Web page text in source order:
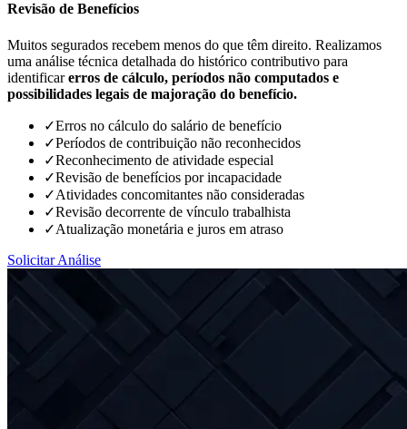
Revisão de Benefícios
Muitos segurados recebem menos do que têm direito. Realizamos
uma análise técnica detalhada do histórico contributivo para
identificarerros de cálculo, períodos não computados e
possibilidades legais de majoração do benefício.
✓Erros no cálculo do salário de benefício
✓Períodos de contribuição não reconhecidos
✓Reconhecimento de atividade especial
✓Revisão de benefícios por incapacidade
✓Atividades concomitantes não consideradas
✓Revisão decorrente de vínculo trabalhista
✓Atualização monetária e juros em atraso
Solicitar Análise